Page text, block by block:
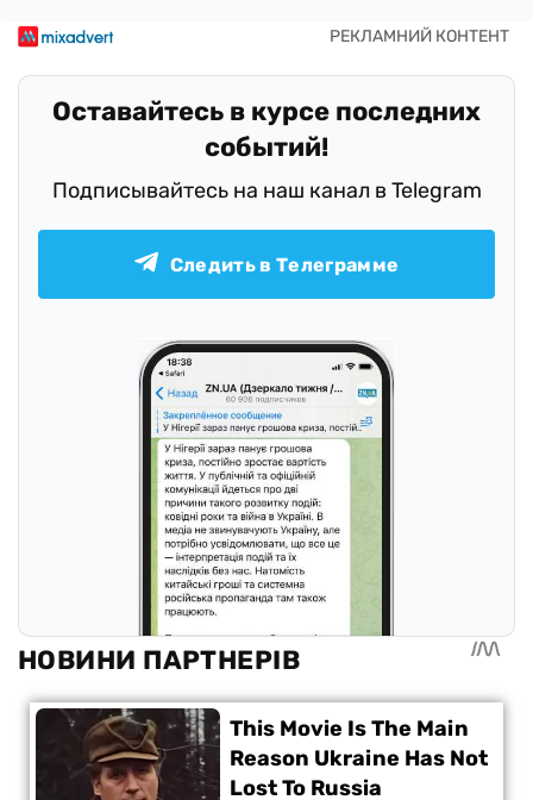
Оставайтесь в курсе последних
событий!
Подписывайтесь на наш канал в Telegram
Следить в Телеграмме